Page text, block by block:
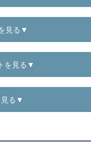
見る▼
を見る▼
見る▼